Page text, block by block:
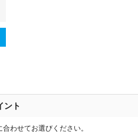
ント
わせてお選びください。